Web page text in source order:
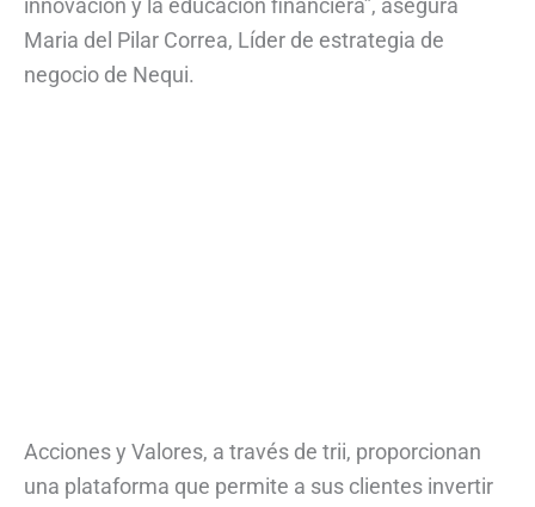
innovación y la educación financiera”, asegura
Maria del Pilar Correa, Líder de estrategia de
negocio de Nequi.
Acciones y Valores, a través de trii, proporcionan
una plataforma que permite a sus clientes invertir